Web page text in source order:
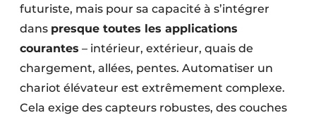
futuriste, mais pour sa capacité à s’intégrer
dans presque toutes les applications
courantes – intérieur, extérieur, quais de
chargement, allées, pentes. Automatiser un
chariot élévateur est extrêmement complexe.
Cela exige des capteurs robustes, des couches